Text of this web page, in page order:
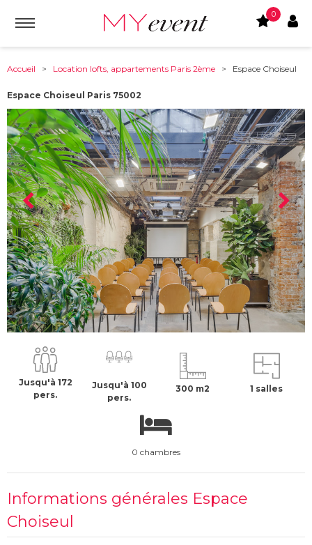
0
Accueil > Location lofts, appartements Paris 2ème > Espace Choiseul
Espace Choiseul Paris 75002
75002-Paris À partir de :
500 € H.T
Jusqu'à 172
pers.
Jusqu'à 100
pers.
300 m2 1 salles
0 chambres
Informations générales Espace
Choiseul